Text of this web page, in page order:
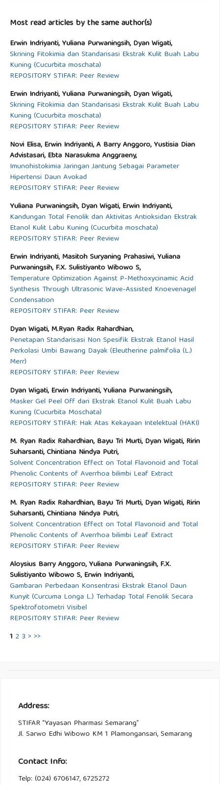
Most read articles by the same author(s)
Erwin Indriyanti, Yuliana Purwaningsih, Dyan Wigati,
Skrining Fitokimia dan Standarisasi Ekstrak Kulit Buah Labu
Kuning (Cucurbita moschata)
REPOSITORY STIFAR: Peer Review
Erwin Indriyanti, Yuliana Purwaningsih, Dyan Wigati,
Skrining Fitokimia dan Standarisasi Ekstrak Kulit Buah Labu
Kuning (Cucurbita moschata)
REPOSITORY STIFAR: Peer Review
Novi Elisa, Erwin Indriyanti, A Barry Anggoro, Yustisia Dian
Advistasari, Ebta Narasukma Anggraeny,
Imunohistokimia Jaringan Jantung Sebagai Parameter
Hipertensi Daun Avokad
REPOSITORY STIFAR: Peer Review
Yuliana Purwaningsih, Dyan Wigati, Erwin Indriyanti,
Kandungan Total Fenolik dan Aktivitas Antioksidan Ekstrak
Etanol Kulit Labu Kuning (Cucurbita moschata)
REPOSITORY STIFAR: Peer Review
Erwin Indriyanti, Masitoh Suryaning Prahasiwi, Yuliana
Purwaningsih, F.X. Sulistiyanto Wibowo S,
Temperature Optimization Against P-Methoxycinamic Acid
Synthesis Through Ultrasonic Wave-Assisted Knoevenagel
Condensation
REPOSITORY STIFAR: Peer Review
Dyan Wigati, M.Ryan Radix Rahardhian,
Penetapan Standarisasi Non Spesifik Ekstrak Etanol Hasil
Perkolasi Umbi Bawang Dayak (Eleutherine palmifolia (L.)
Merr)
REPOSITORY STIFAR: Peer Review
Dyan Wigati, Erwin Indriyanti, Yuliana Purwaningsih,
Masker Gel Peel Off dari Ekstrak Etanol Kulit Buah Labu
Kuning (Cucurbita Moschata)
REPOSITORY STIFAR: Hak Atas Kekayaan Intelektual (HAKI)
M. Ryan Radix Rahardhian, Bayu Tri Murti, Dyan Wigati, Ririn
Suharsanti, Chintiana Nindya Putri,
Solvent Concentration Effect on Total Flavonoid and Total
Phenolic Contents of Averrhoa bilimbi Leaf Extract
REPOSITORY STIFAR: Peer Review
M. Ryan Radix Rahardhian, Bayu Tri Murti, Dyan Wigati, Ririn
Suharsanti, Chintiana Nindya Putri,
Solvent Concentration Effect on Total Flavonoid and Total
Phenolic Contents of Averrhoa bilimbi Leaf Extract
REPOSITORY STIFAR: Peer Review
Aloysius Barry Anggoro, Yuliana Purwaningsih, F.X.
Sulistiyanto Wibowo S, Erwin Indriyanti,
Gambaran Perbedaan Konsentrasi Ekstrak Etanol Daun
Kunyit (Curcuma Longa L.) Terhadap Total Fenolik Secara
Spektrofotometri Visibel
REPOSITORY STIFAR: Peer Review
1 2 3 > >>
Address:
STIFAR “Yayasan Pharmasi Semarang”
Jl. Sarwo Edhi Wibowo KM 1 Plamongansari, Semarang
Contact Info:
Telp: (024) 6706147, 6725272